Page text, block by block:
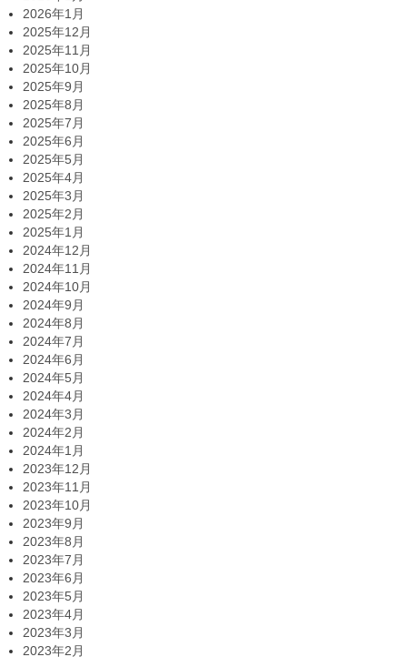
2026年1月
2025年12月
2025年11月
2025年10月
2025年9月
2025年8月
2025年7月
2025年6月
2025年5月
2025年4月
2025年3月
2025年2月
2025年1月
2024年12月
2024年11月
2024年10月
2024年9月
2024年8月
2024年7月
2024年6月
2024年5月
2024年4月
2024年3月
2024年2月
2024年1月
2023年12月
2023年11月
2023年10月
2023年9月
2023年8月
2023年7月
2023年6月
2023年5月
2023年4月
2023年3月
2023年2月